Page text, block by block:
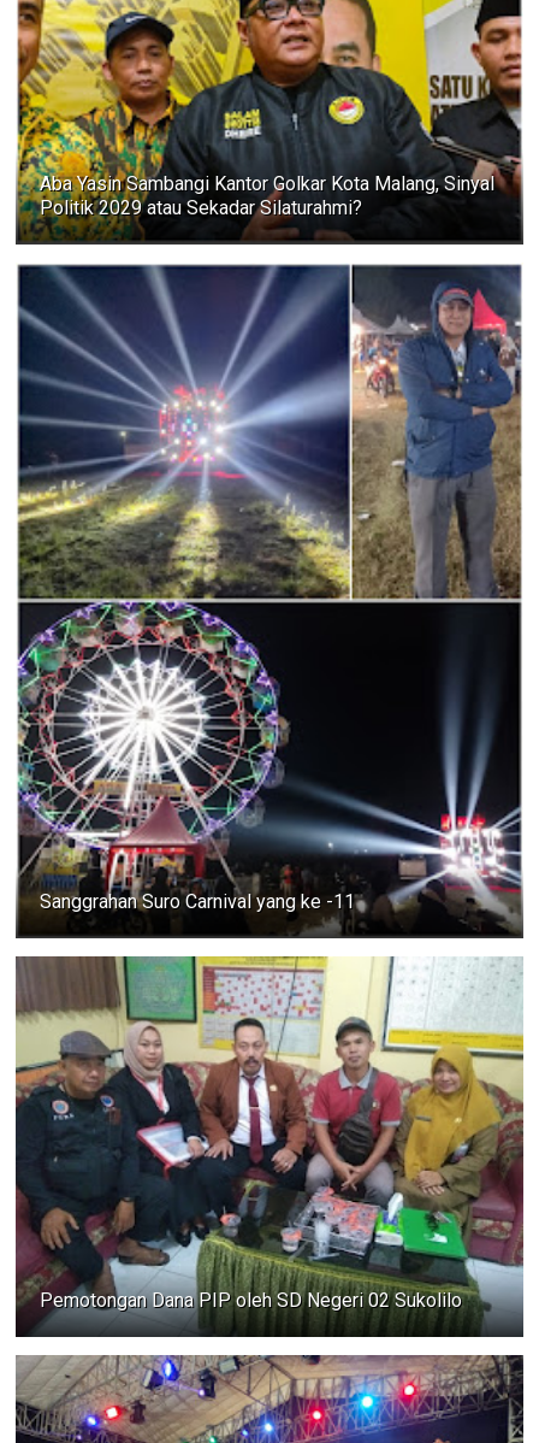
Aba Yasin Sambangi Kantor Golkar Kota Malang, Sinyal
Politik 2029 atau Sekadar Silaturahmi?
Sanggrahan Suro Carnival yang ke -11
Pemotongan Dana PIP oleh SD Negeri 02 Sukolilo